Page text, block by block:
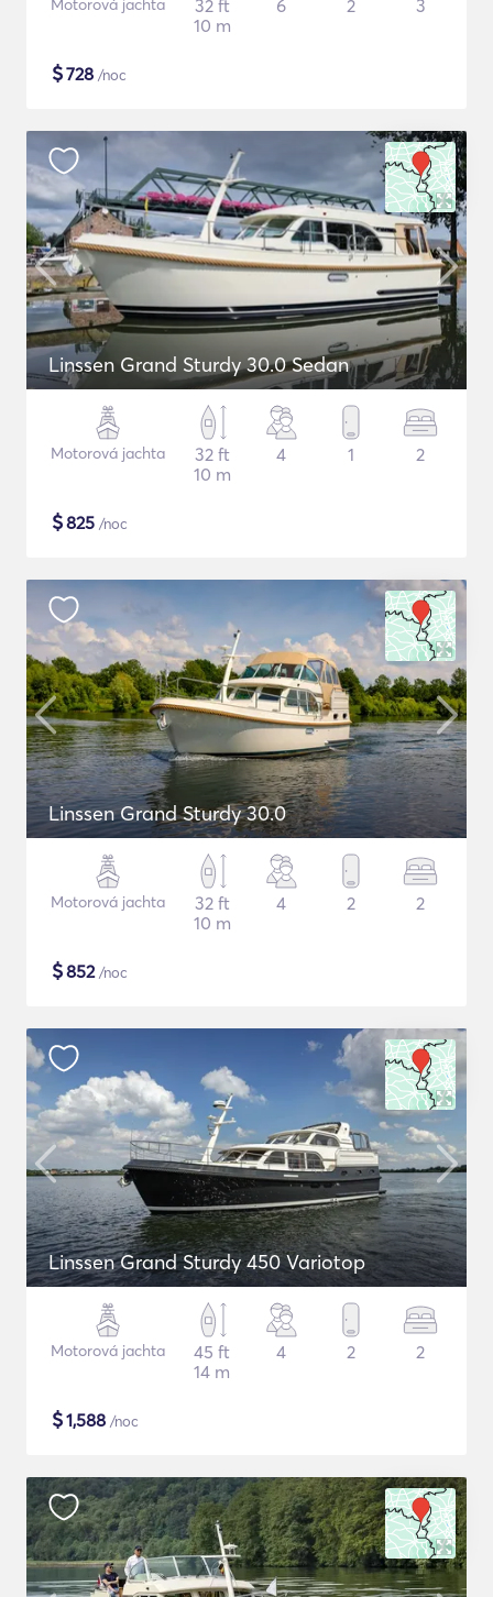
Motorová jachta
32 ft
10 m
6 2 3
$728 /noc
Linssen Grand Sturdy 30.0 Sedan
Motorová jachta
32 ft
10 m
4 1 2
$825 /noc
Linssen Grand Sturdy 30.0
Motorová jachta
32 ft
10 m
4 2 2
$852/noc
Linssen Grand Sturdy 450 Variotop
Motorová jachta
45 ft
14 m
4 2 2
$1,588 /noc